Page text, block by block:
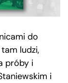
do
ludzi,
próby i
i